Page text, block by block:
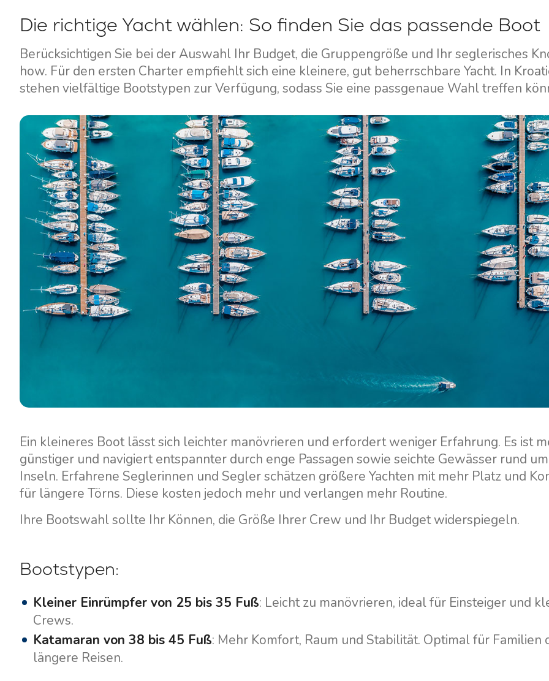
Die richtige Yacht wählen: So finden Sie das passende Boot
Berücksichtigen Sie bei der Auswahl Ihr Budget, die Gruppengröße und Ihr seglerisches
how. Für den ersten Charter empfiehlt sich eine kleinere, gut beherrschbare Yacht. In
stehen vielfältige Bootstypen zur Verfügung, sodass Sie eine passgenaue Wahl treffen
Ein kleineres Boot lässt sich leichter manövrieren und erfordert weniger Erfahrung. Es ist
günstiger und navigiert entspannter durch enge Passagen sowie seichte Gewässer rund
Inseln. Erfahrene Seglerinnen und Segler schätzen größere Yachten mit mehr Platz und
für längere Törns. Diese kosten jedoch mehr und verlangen mehr Routine.
Ihre Bootswahl sollte Ihr Können, die Größe Ihrer Crew und Ihr Budget widerspiegeln.
Bootstypen:
Kleiner Einrümpfer von 25 bis 35 Fuß: Leicht zu manövrieren, ideal für Einsteiger und
Crews.
Katamaran von 38 bis 45 Fuß: Mehr Komfort, Raum und Stabilität. Optimal für Familien
längere Reisen.